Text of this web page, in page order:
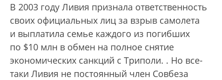
В 2003 году Ливия признала ответственность
своих официальных лиц за взрыв самолета
и выплатила семье каждого из погибших
по $10 млн в обмен на полное снятие
экономических санкций с Триполи. . Но все-
таки Ливия не постоянный член Совбеза